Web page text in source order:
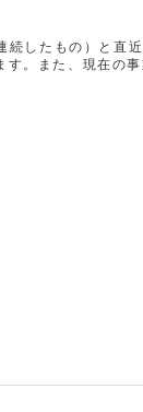
したもの）と直
。また、現在の